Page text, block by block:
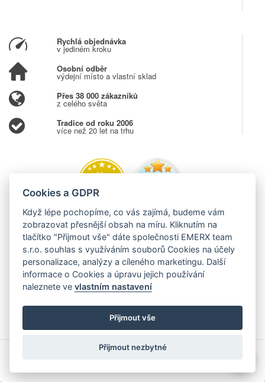
Rychlá objednávka
v jediném kroku
Osobní odběr
výdejní místo a vlastní sklad
Přes 38 000 zákazníků
z celého světa
Tradice od roku 2006
více než 20 let na trhu
Copyright © 2006 - 2026 EMERX team s.r.o., Těšínská 204,
Cookies a GDPR
Když lépe pochopíme, co vás zajímá, budeme vám
zobrazovat přesnější obsah na míru. Kliknutím na
tlačítko "Přijmout vše" dáte společnosti EMERX team
s.r.o. souhlas s využíváním souborů Cookies na účely
personalizace, analýzy a cíleného marketingu. Další
informace o Cookies a úpravu jejich používání
naleznete vevlastním nastavení
Přijmout vše
Přijmout nezbytné